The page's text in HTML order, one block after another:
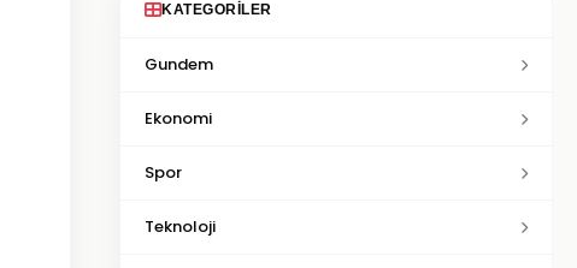
KATEGORILER
Gundem
Ekonomi
Spor
Teknoloji